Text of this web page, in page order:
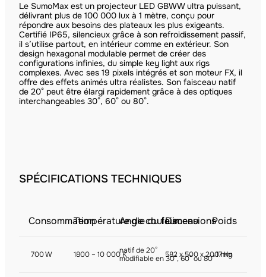
Le SumoMax est un projecteur LED GBWW ultra puissant,
délivrant plus de 100 000 lux à 1 mètre, conçu pour
répondre aux besoins des plateaux les plus exigeants.
Certifié IP65, silencieux grâce à son refroidissement passif,
il s’utilise partout, en intérieur comme en extérieur. Son
design hexagonal modulable permet de créer des
configurations infinies, du simple key light aux rigs
complexes. Avec ses 19 pixels intégrés et son moteur FX, il
offre des effets animés ultra réalistes. Son faisceau natif
de 20° peut être élargi rapidement grâce à des optiques
interchangeables 30°, 60° ou 80°.
SPÉCIFICATIONS TECHNIQUES
ConsommationTempérature de couleur
Angle du faisceau
DimensionsPoids
700 W 1800 – 10 000 Knatif de 20°
modifiable en 30°, 60° ou 80°
582 x 500 x 200 mm
17 Kg